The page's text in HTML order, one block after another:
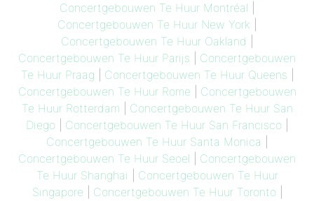
Concertgebouwen Te Huur Montréal
Concertgebouwen Te Huur New York
Concertgebouwen Te Huur Oakland
Concertgebouwen Te Huur Parijs
Concertgebouwen
Te Huur Praag
Concertgebouwen Te Huur Queens
Concertgebouwen Te Huur Rome
Concertgebouwen
Te Huur Rotterdam
Concertgebouwen Te Huur San
Diego
Concertgebouwen Te Huur San Francisco
Concertgebouwen Te Huur Santa Monica
Concertgebouwen Te Huur Seoel
Concertgebouwen
Te Huur Shanghai
Concertgebouwen Te Huur
Singapore
Concertgebouwen Te Huur Toronto|